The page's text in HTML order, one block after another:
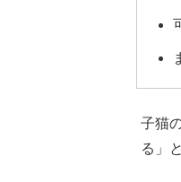
子猫
る」